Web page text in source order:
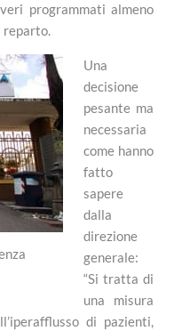
programmati almeno
reparto.
Una
decisione
pesante ma
necessaria
come hanno
fatto
sapere
dalla
direzione
generale:
“Si tratta di
una misura
di pazienti,